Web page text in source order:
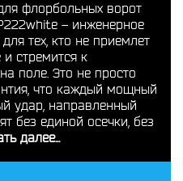
флорбольных ворот
– инженерное
тех, кто не приемлет
стремится к
поле. Это не просто
что каждый мощный
удар, направленный
без единой осечки, без
далее...